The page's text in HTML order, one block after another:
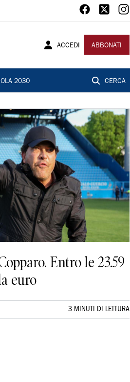
ACCEDI ABBONATI
2030 CERCA
Entro le 23.59
euro
3 MINUTI DI LETTURA